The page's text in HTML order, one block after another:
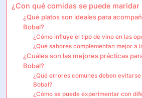
¿Con qué comidas se puede maridar
¿Qué platos son ideales para
Bobal?
¿Cómo influye el tipo de vino en las
¿Qué sabores complementan mejor a
¿Cuáles son las mejores prácticas
Bobal?
¿Qué errores comunes deben
Bobal?
¿Cómo se puede experimentar con